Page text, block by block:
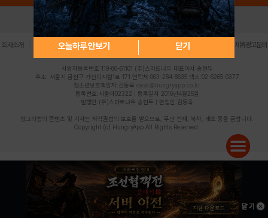
오늘하루 안보기 닫기
로그인 PC버전 전체앱
회사소개 | 개인정보 처리방침 불법촬영물 신고센터 제휴광고문의
사업자등록번호:119-86-61101 (주)스마트나우 대표이사:송현두
주소: 서울시 금천구 가산디지털1로 171 연락처:063-284-8635 팩스:02-6265-0377
청소년보호책임자:김동욱 desk@hungryapp.co.kr
등록번호:서울아02322 | 등록일자:2016년4월25일
발행인:(주)스마트나우 송현두 | 편집인:김동욱
헝그리앱의 콘텐츠 및 기사는 저작권법의 보호를 받으므로, 무단 전재, 복사, 배포 등을 금합니다.
Copyright (c) HungryApp All Rights Reserved.